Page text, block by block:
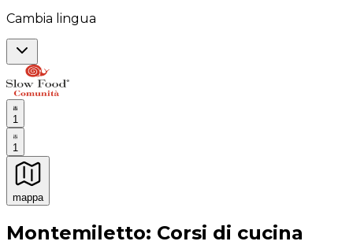
Cambia lingua
1
1
mappa
Esperienze culinarie indimenticabili: Esperienze
Montemiletto: Corsi di cucina